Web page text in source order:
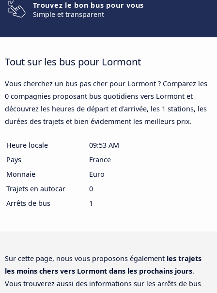
Trouvez le bon bus pour vous
Simple et transparent
Tout sur les bus pour Lormont
Vous cherchez un bus pas cher pour Lormont ? Comparez les
0 compagnies proposant bus quotidiens vers Lormont et
découvrez les heures de départ et d'arrivée, les 1 stations, les
durées des trajets et bien évidemment les meilleurs prix.
Heure locale
09:53 AM
Pays
France
Monnaie
Euro
Trajets en autocar
0
Arrêts de bus
1
Sur cette page, nous vous proposons également les trajets
les moins chers vers Lormont dans les prochains jours.
Vous trouverez aussi des informations sur les arrêts de bus